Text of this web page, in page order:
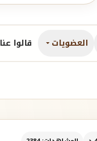
العضويات قالوا عنا